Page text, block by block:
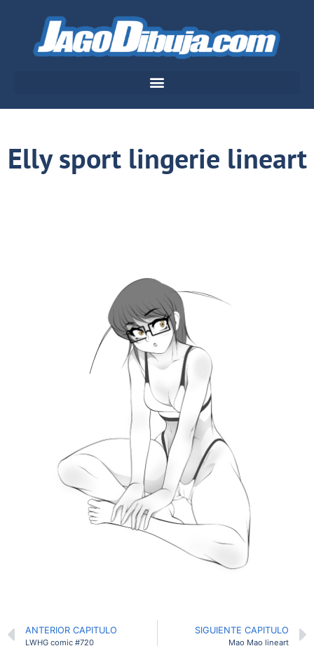
Elly sport lingerie lineart
ANTERIOR CAPITULO
LWHG comic #720
SIGUIENTE CAPITULO
Mao Mao lineart